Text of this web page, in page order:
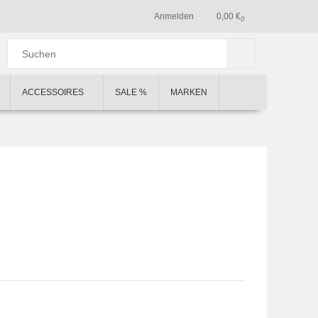
Anmelden 0
0,00 €
ACCESSOIRES SALE % MARKEN